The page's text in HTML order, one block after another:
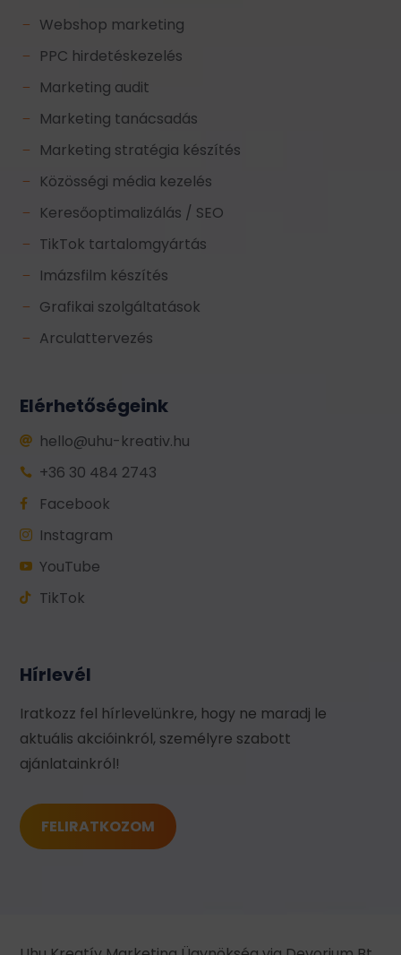
K Webshop marketing
K PPC hirdetéskezelés
K Marketing audit
K Marketing tanácsadás
K Marketing stratégia készítés
K Közösségi média kezelés
K Keresőoptimalizálás / SEO
K TikTok tartalomgyártás
K Imázsfilm készítés
K Grafikai szolgáltatások
K Arculattervezés
Elérhetőségeink
 hello@uhu-kreativ.hu
 +36 30 484 2743
 Facebook
 Instagram
 YouTube
 TikTok
Hírlevél
Iratkozz fel hírlevelünkre, hogy ne maradj le
aktuális akcióinkról, személyre szabott
ajánlatainkról!
FELIRATKOZOM